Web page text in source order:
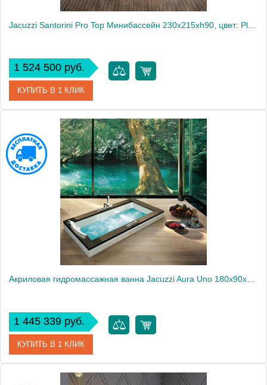
1 524 500 руб.
КУПИТЬ В 1 КЛИК
Артикул
Производитель
1 445 339 руб.
КУПИТЬ В 1 КЛИК